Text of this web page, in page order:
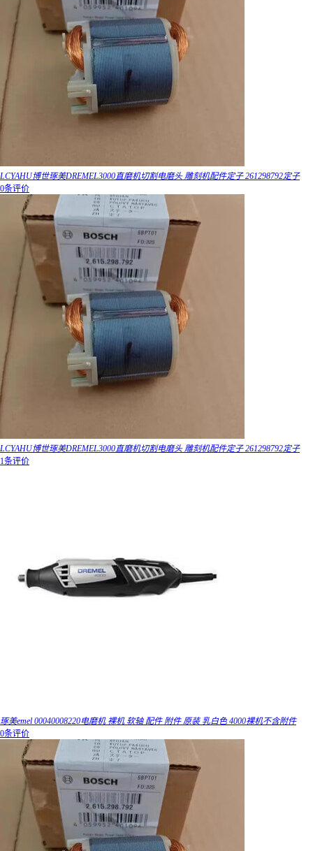
LCYAHU博世琢美DREMEL3000直磨机切割电磨头 雕刻机配件定子 261298792定子
0条评价
LCYAHU博世琢美DREMEL3000直磨机切割电磨头 雕刻机配件定子 261298792定子
1条评价
琢美emel 00040008220电磨机 裸机 软轴 配件 附件 原装 乳白色 4000裸机不含附件
0条评价